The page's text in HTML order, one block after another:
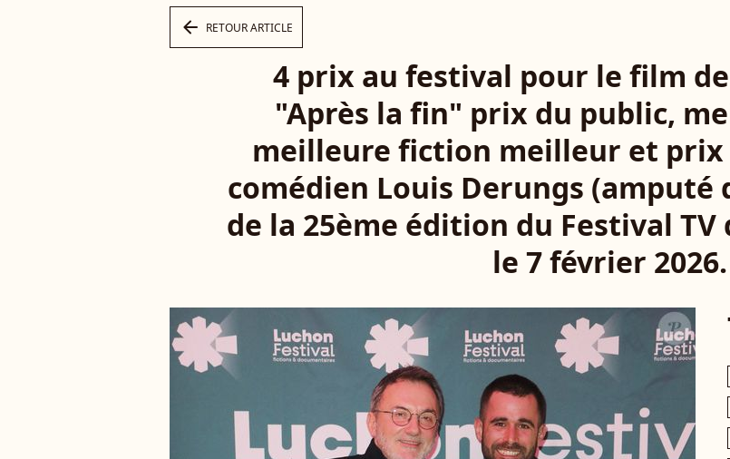
arrow_left RETOUR ARTICLE
4 prix au festival pour le film
"Après la fin" prix du public,
meilleure fiction meilleur et prix
comédien Louis Derungs (amputé
de la 25ème édition du Festival TV
le 7 février 2026.